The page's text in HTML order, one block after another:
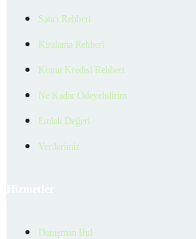
Satıcı Rehberi
Kiralama Rehberi
Konut Kredisi Rehberi
Ne Kadar Ödeyebilirim
Emlak Değeri
Verilerimiz
Danışman Bul